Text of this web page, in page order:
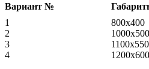
Вариант №
1
800x400
2
1000х500
3
1100х550
4
1200х600